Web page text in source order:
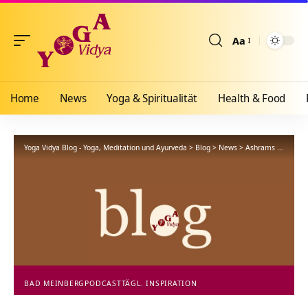
Aa
Home News Yoga & Spiritualität Health & Food
Yoga Vidya Blog - Yoga, Meditation und Ayurveda > Blog > News > Ashrams
BAD MEINBERG PODCASTTÄGL. INSPIRATION